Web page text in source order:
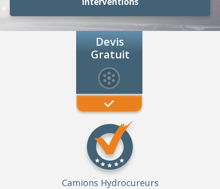
Devis
Gratuit
Camions Hydrocureurs